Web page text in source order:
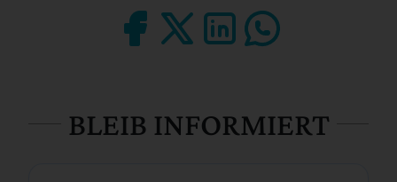
BLEIB INFORMIERT